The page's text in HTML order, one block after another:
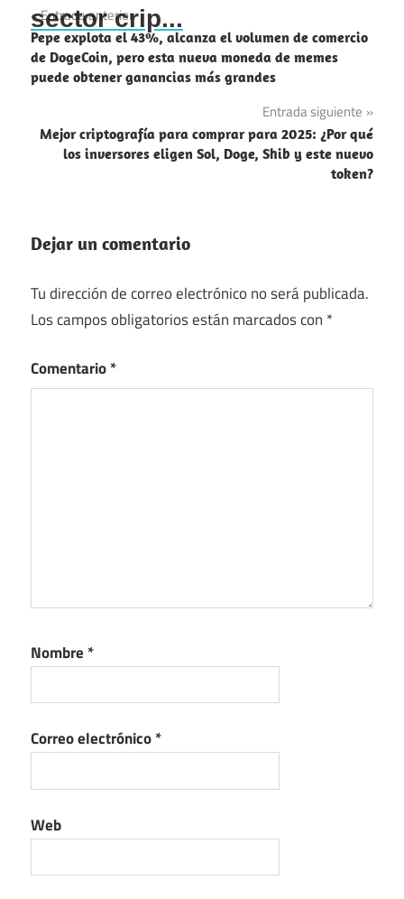
sector crip...
Navegación
de
entradas
Entrada anterior
Pepe explota el 43%, alcanza el volumen de comercio
de DogeCoin, pero esta nueva moneda de memes
puede obtener ganancias más grandes
Entrada siguiente
Mejor criptografía para comprar para 2025: ¿Por qué
los inversores eligen Sol, Doge, Shib y este nuevo
token?
Dejar un comentario
Tu dirección de correo electrónico no será publicada.
Los campos obligatorios están marcados con *
Comentario*
Nombre *
Correo electrónico*
Web